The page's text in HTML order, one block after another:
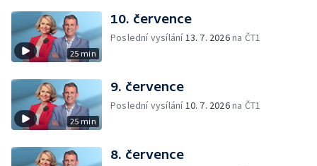
25 min
10. července
Poslední vysílání13. 7. 2026na ČT1
25 min
9. července
Poslední vysílání10. 7. 2026na ČT1
8. července